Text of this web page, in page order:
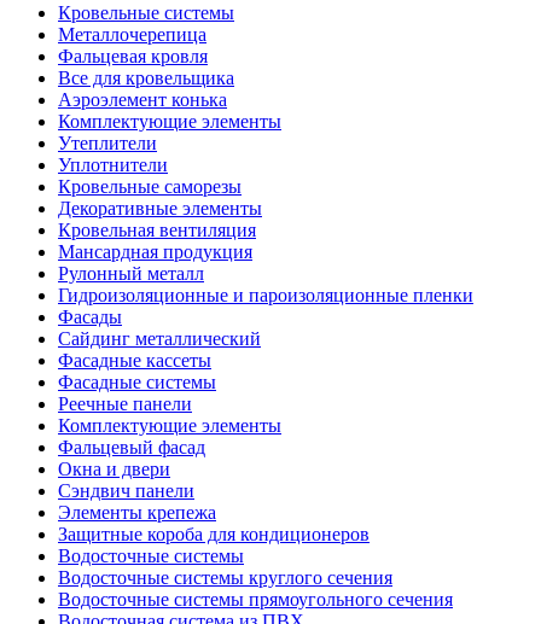
Кровельные системы
Металлочерепица
Фальцевая кровля
Все для кровельщика
Аэроэлемент конька
Комплектующие элементы
Утеплители
Уплотнители
Кровельные саморезы
Декоративные элементы
Кровельная вентиляция
Мансардная продукция
Рулонный металл
Гидроизоляционные и пароизоляционные пленки
Фасады
Сайдинг металлический
Фасадные кассеты
Фасадные системы
Реечные панели
Комплектующие элементы
Фальцевый фасад
Окна и двери
Сэндвич панели
Элементы крепежа
Защитные короба для кондиционеров
Водосточные системы
Водосточные системы круглого сечения
Водосточные системы прямоугольного сечения